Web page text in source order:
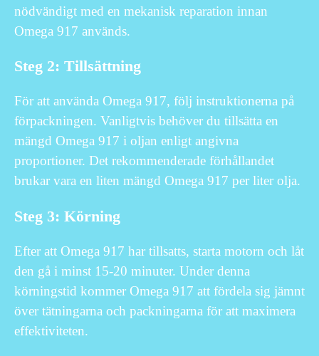
nödvändigt med en mekanisk reparation innan
Omega 917 används.
Steg 2: Tillsättning
För att använda Omega 917, följ instruktionerna på
förpackningen. Vanligtvis behöver du tillsätta en
mängd Omega 917 i oljan enligt angivna
proportioner. Det rekommenderade förhållandet
brukar vara en liten mängd Omega 917 per liter olja.
Steg 3: Körning
Efter att Omega 917 har tillsatts, starta motorn och låt
den gå i minst 15-20 minuter. Under denna
körningstid kommer Omega 917 att fördela sig jämnt
över tätningarna och packningarna för att maximera
effektiviteten.